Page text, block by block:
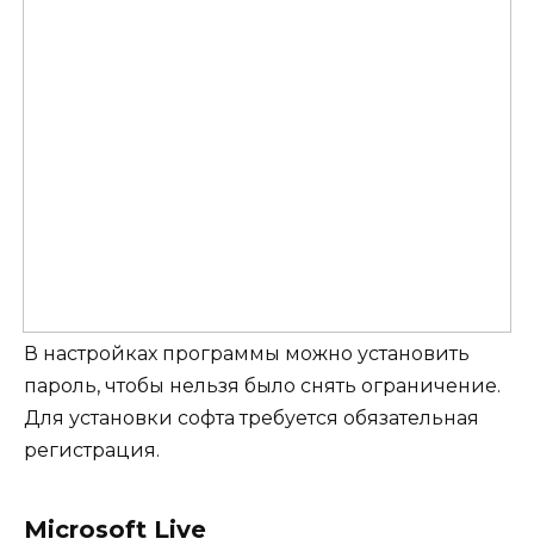
В настройках программы можно установить
пароль, чтобы нельзя было снять ограничение.
Для установки софта требуется обязательная
регистрация.
Microsoft Live